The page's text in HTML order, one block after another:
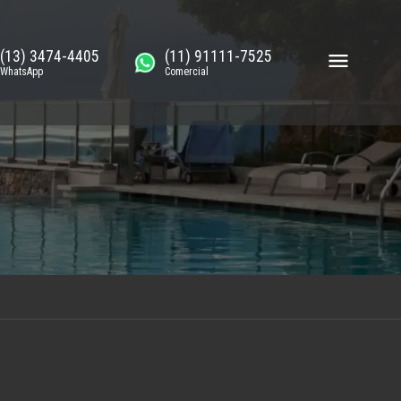
(13) 3474-4405
WhatsApp
(11) 91111-7525
Comercial